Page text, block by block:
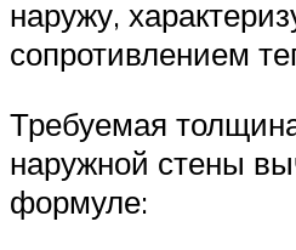
наружу,
сопротивлением
Требуемая
наружной стены
формуле: